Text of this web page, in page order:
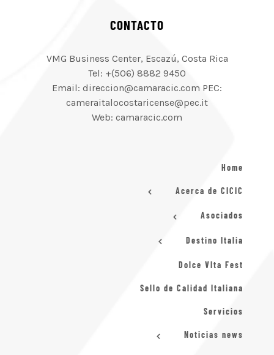
CONTACTO
VMG Business Center, Escazú, Costa Rica
Tel: +(506) 8882 9450
Email: direccion@camaracic.com PEC:
cameraitalocostaricense@pec.it
Web: camaracic.com
Home
Acerca de CICIC
Asociados
Destino Italia
Dolce VIta Fest
Sello de Calidad Italiana
Servicios
Noticias news